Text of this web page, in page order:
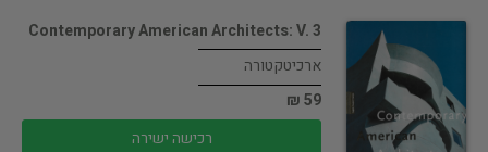
Contemporary American Architects: V. 3
ארכיטקטורה
59 ₪
רכישה ישירה